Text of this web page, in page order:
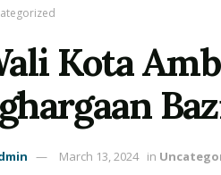
Kota
March 13, 2024 in